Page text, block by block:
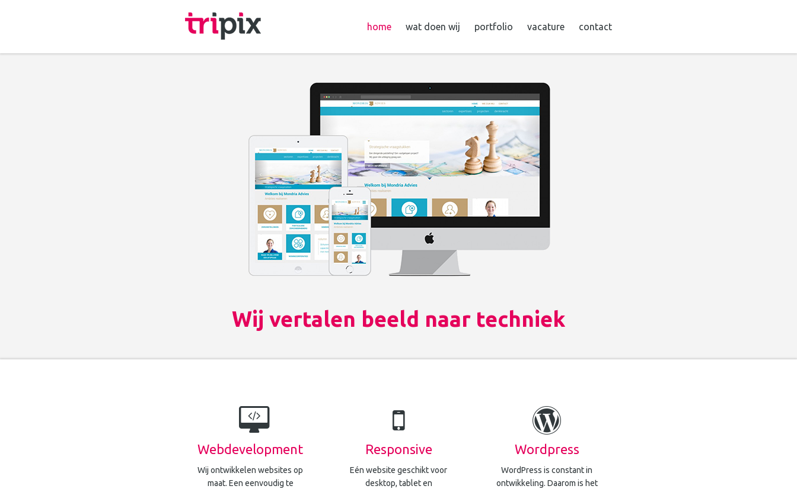
home wat doen wij portfolio vacature contact
Wij vertalen beeld naar techniek
Webdevelopment
Wij ontwikkelen websites op
maat. Een eenvoudig te
Responsive
Eén website geschikt voor
desktop, tablet en
Wordpress
WordPress is constant in
ontwikkeling. Daarom is het